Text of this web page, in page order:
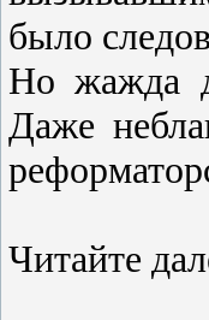
было
Но жажда
Даже
Читайте